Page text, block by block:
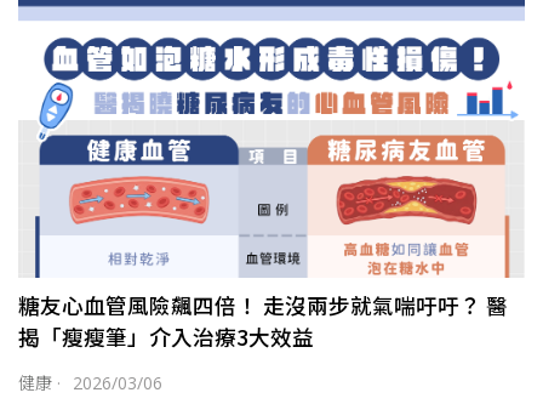
糖友心血管風險飆四倍！ 走沒兩步就氣喘吁吁？ 醫
揭「瘦瘦筆」介入治療3大效益
健康 · 2026/03/06